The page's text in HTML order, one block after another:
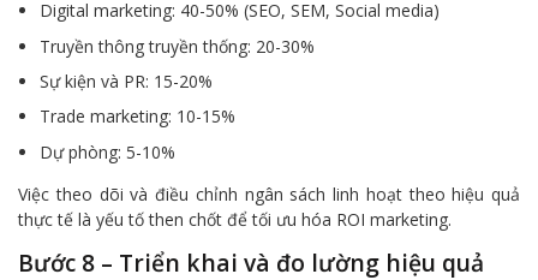
Digital marketing: 40-50% (SEO, SEM, Social media)
Truyền thông truyền thống: 20-30%
Sự kiện và PR: 15-20%
Trade marketing: 10-15%
Dự phòng: 5-10%
Việc theo dõi và điều chỉnh ngân sách linh hoạt theo hiệu quả
thực tế là yếu tố then chốt để tối ưu hóa ROI marketing.
Bước 8 – Triển khai và đo lường hiệu quả